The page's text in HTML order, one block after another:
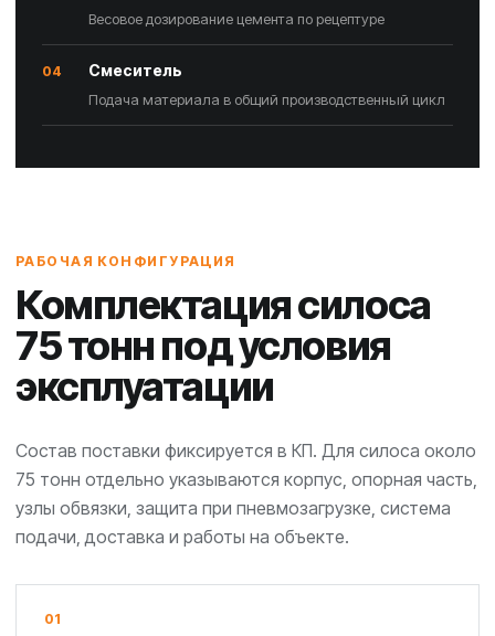
Весовое дозирование цемента по рецептуре
04 Смеситель
Подача материала в общий производственный цикл
РАБОЧАЯ КОНФИГУРАЦИЯ
Комплектация силоса
75 тонн под условия
эксплуатации
Состав поставки фиксируется в КП. Для силоса около
75 тонн отдельно указываются корпус, опорная часть,
узлы обвязки, защита при пневмозагрузке, система
подачи, доставка и работы на объекте.
01